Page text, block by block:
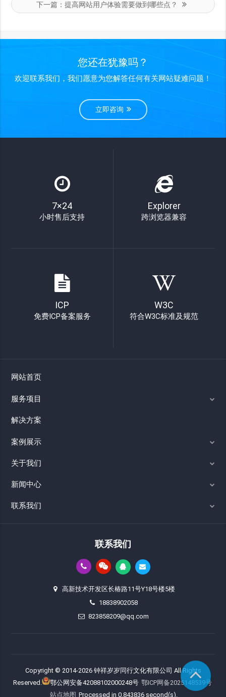
下一篇：提高网站用户体验需要做到哪些点？
您还在犹豫吗？
欢迎联系我们，我们愿意为您解答任何有关网站疑难问题！
立即咨询
7×24
小时售后支持
Explorer
跨浏览器兼容
ICP
免费ICP备案服务
W3C
符合W3C标准及规范
网站首页
服务项目
解决方案
案例展示
关于我们
新闻中心
联系我们
联系我们
高新技术开发区长椿路11号Y18号楼5楼
18838902058
823858209@qq.com
Copyright © 2014-2026 钟祥岁岁同行文化有限公司 All Rights
Reserved.
鄂公网安备42088102000248号 鄂ICP网备2025148539号
站点地图 Processed in 0.843836 second(s).